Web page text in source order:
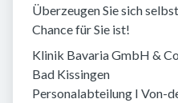
Überzeugen Sie sich
Chance für Sie ist!
Klinik Bavaria GmbH &
Bad Kissingen
Personalabteilung I Von-